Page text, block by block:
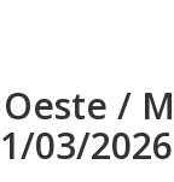
/
03/2026